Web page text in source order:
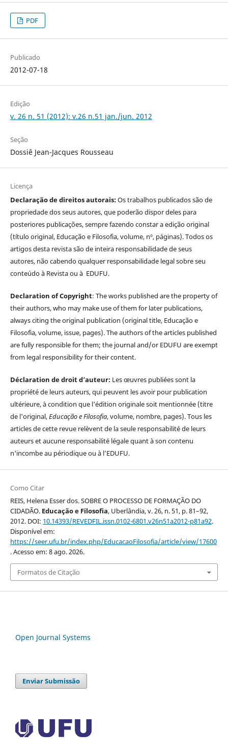
PDF
Publicado
2012-07-18
Edição
v. 26 n. 51 (2012): v.26 n.51 jan./jun. 2012
Seção
Dossiê Jean-Jacques Rousseau
Licença
Declaração de direitos autorais:Os trabalhos publicados são de
propriedade dos seus autores, que poderão dispor deles para
posteriores publicações, sempre fazendo constar a edição original
(título original, Educação e Filosofia, volume, nº, páginas). Todos os
artigos desta revista são de inteira responsabilidade de seus
autores, não cabendo qualquer responsabilidade legal sobre seu
conteúdo à Revista ou à EDUFU.
Declaration of Copyright: The works published are the property of
their authors, who may make use of them for later publications,
always citing the original publication (original title, Educação e
Filosofia, volume, issue, pages). The authors of the articles published
are fully responsible for them; the journal and/or EDUFU are exempt
from legal responsibility for their content.
Déclaration de droit d’auteur: Les œuvres publiées sont la
propriété de leurs auteurs, qui peuvent les avoir pour publication
ultérieure, à condition que l'édition originale soit mentionnée (titre
de l'original,Educação e Filosofia, volume, nombre, pages). Tous les
articles de cette revue relèvent de la seule responsabilité de leurs
auteurs et aucune responsabilité légale quant à son contenu
n'incombe au périodique ou à l’EDUFU.
Como Citar
REIS, Helena Esser dos. SOBRE O PROCESSO DE FORMAÇÃO DO
CIDADÃO. Educação e Filosofia, Uberlândia, v. 26, n. 51, p. 81–92,
2012. DOI: 10.14393/REVEDFIL.issn.0102-6801.v26n51a2012-p81a92.
Disponível em:
https://seer.ufu.br/index.php/EducacaoFilosofia/article/view/17600
. Acesso em: 8 ago. 2026.
Formatos de Citação
Open Journal Systems
Enviar Submissão